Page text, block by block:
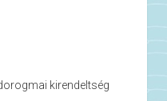
kirendeltség